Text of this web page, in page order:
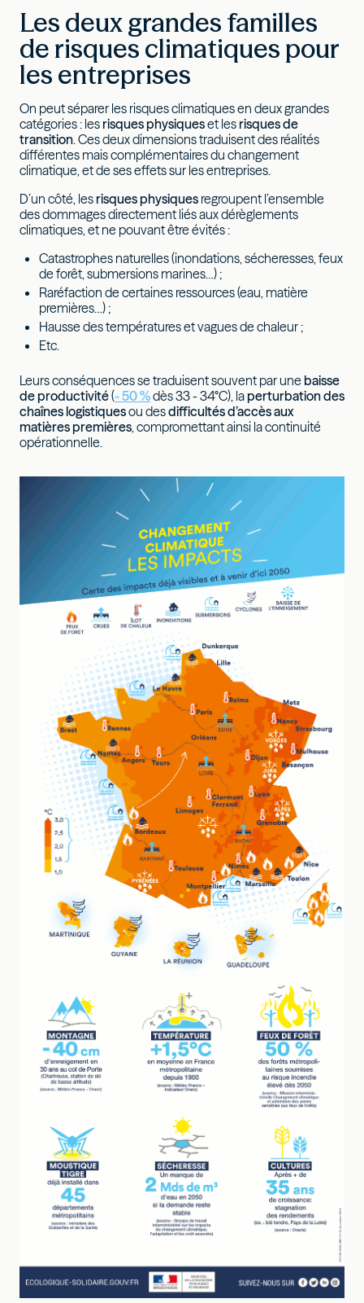
Les deux grandes familles
de risques climatiques pour
les entreprises
On peut séparer les risques climatiques en deux grandes
catégories : les risques physiqueset les risques de
transition . Ces deux dimensions traduisent des réalités
différentes mais complémentaires du changement
climatique, et de ses effets sur les entreprises.
D’un côté, les risques physiques regroupent l’ensemble
des dommages directement liés aux dérèglements
climatiques, et ne pouvant être évités :
Catastrophes naturelles (inondations, sécheresses, feux
de forêt, submersions marines…) ;
Raréfaction de certaines ressources (eau, matière
premières…) ;
Hausse des températures et vagues de chaleur ;
Etc.
Leurs conséquences se traduisent souvent par une baisse
de productivité(- 50 %dès 33 - 34°C), la perturbation des
chaînes logistiquesou desdifficultés d’accès aux
matières premières , compromettant ainsi la continuité
opérationnelle.